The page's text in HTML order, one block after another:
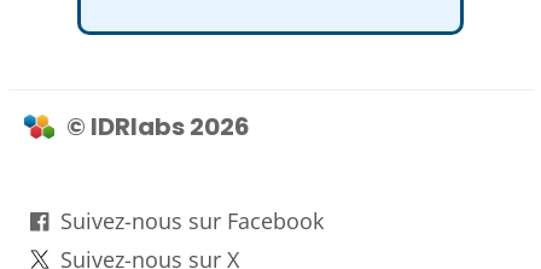
© IDRlabs 2026
Suivez-nous sur Facebook
Suivez-nous sur X